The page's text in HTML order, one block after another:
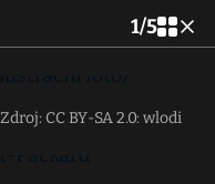
1/5
Zdroj: CC BY-SA 2.0: wlodi